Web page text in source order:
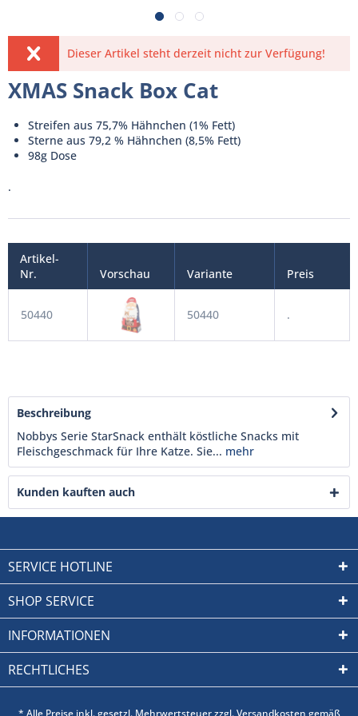
Dieser Artikel steht derzeit nicht zur Verfügung!
XMAS Snack Box Cat
Streifen aus 75,7% Hähnchen (1% Fett)
Sterne aus 79,2 % Hähnchen (8,5% Fett)
98g Dose
.
Artikel-
Nr.
Vorschau Variante Preis
50440 50440 .
Beschreibung
Nobbys Serie StarSnack enthält köstliche Snacks mit
Fleischgeschmack für Ihre Katze. Sie... mehr
Kunden kauften auch
SERVICE HOTLINE
SHOP SERVICE
INFORMATIONEN
RECHTLICHES